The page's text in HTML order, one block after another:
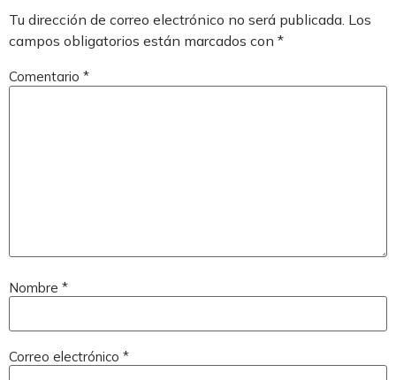
Tu dirección de correo electrónico no será publicada. Los
campos obligatorios están marcados con *
Comentario *
Nombre *
Correo electrónico *